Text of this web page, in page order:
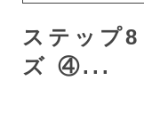
ステップ
ズ ④...